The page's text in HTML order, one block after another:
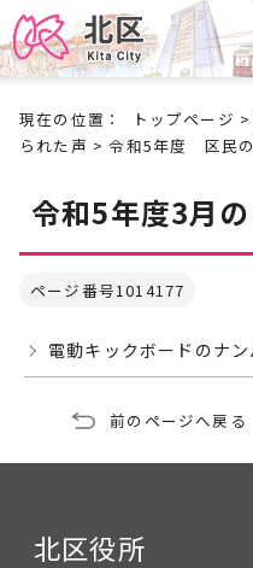
現在の位置： トップページ
られた声 >令和5年度 区民
令和5年度3月
ページ番号1014177
電動キックボードのナ
前のページへ戻る
北区役所